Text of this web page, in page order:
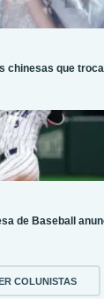
chinesas que
de Baseball
COLUNISTAS